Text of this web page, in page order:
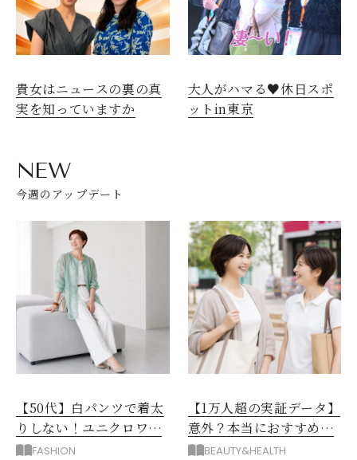
貴女はニュースの裏の真
実を知っていますか
大人がハマる♥休日スポ
ットin東京
NEW
今週のアップデート
【50代】白パンツで着太
りしない！ユニクロワイ
ドパンツ夏の着回しテク
FASHION
【1万人超の実証データ】
意外？本当におすすめな
運動とストレス解消法と
BEAUTY&HEALTH